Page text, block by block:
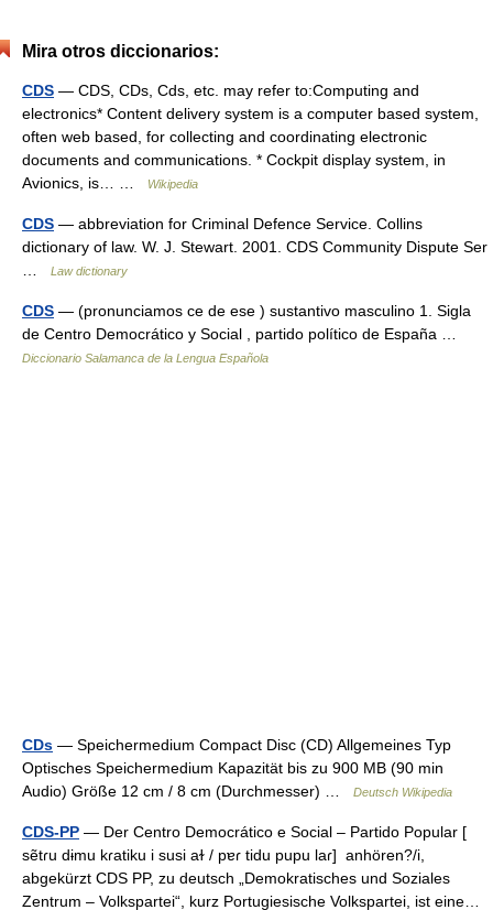
Mira otros diccionarios:
CDS — CDS, CDs, Cds, etc. may refer to:Computing and
electronics* Content delivery system is a computer based system,
often web based, for collecting and coordinating electronic
documents and communications. * Cockpit display system, in
Avionics, is… …
Wikipedia
CDS — abbreviation for Criminal Defence Service. Collins
dictionary of law. W. J. Stewart. 2001. CDS Community Dispute Ser
Law dictionary
CDS — (pronunciamos ce de ese ) sustantivo masculino 1. Sigla
de Centro Democrático y Social , partido político de España …
Diccionario Salamanca de la Lengua Española
CDs — Speichermedium Compact Disc (CD) Allgemeines Typ
Optisches Speichermedium Kapazität bis zu 900 MB (90 min
Audio) Größe 12 cm / 8 cm (Durchmesser) …
Deutsch Wikipedia
CDS-PP — Der Centro Democrático e Social – Partido Popular [
sẽtɾu dɨmu kɾatiku i susi aɫ / pɐɾ tidu pupu laɾ] anhören?/i,
abgekürzt CDS PP, zu deutsch „Demokratisches und Soziales
Zentrum – Volkspartei“, kurz Portugiesische Volkspartei, ist eine…